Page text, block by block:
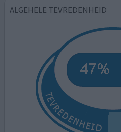
ALGEHELE TEVREDENHEID